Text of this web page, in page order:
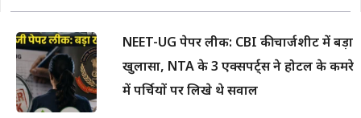
NEET-UG पेपर लीक: CBI की चार्जशीट में बड़ा
खुलासा, NTA के 3 एक्सपर्ट्स ने होटल के कमरे
में पर्चियों पर लिखे थे सवाल